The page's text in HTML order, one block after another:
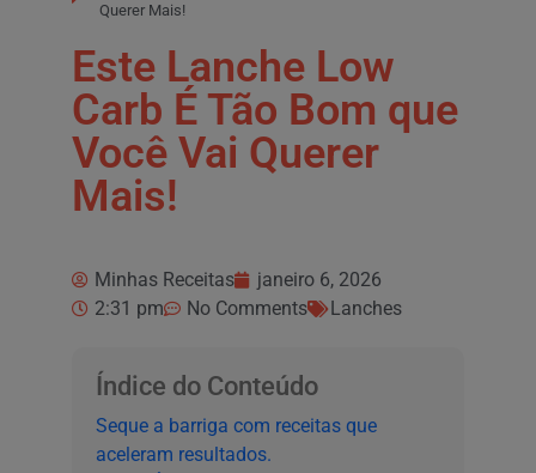
Querer Mais!
Este Lanche Low
Carb É Tão Bom que
Você Vai Querer
Mais!
Minhas Receitas
janeiro 6, 2026
2:31 pm
No Comments Lanches
Índice do Conteúdo
Seque a barriga com receitas que
aceleram resultados.